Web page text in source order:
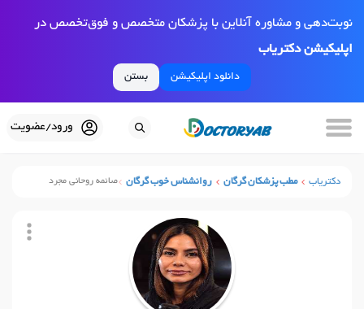
نوبت‌دهی و مشاوره آنلاین با پزشکان متخصص و فوق‌تخصص در
اپلیکیشن دکتریاب
دانلود اپلیکیشن بستن
ورود/عضویت
دکتریاب مطب پزشکان گرگان روانشناس خوب گرگان صائمه روحانی مجرد